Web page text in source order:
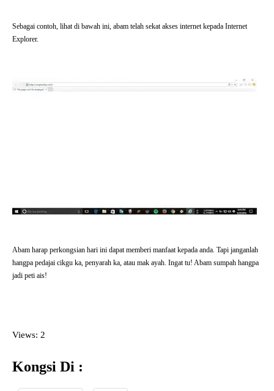
Sebagai contoh, lihat di bawah ini, abam telah sekat akses internet kepada Internet
Explorer.
Abam harap perkongsian hari ini dapat memberi manfaat kepada anda. Tapi janganlah
hangpa pedajai cikgu ka, penyarah ka, atau mak ayah. Ingat tu! Abam sumpah hangpa
jadi peti ais!
Views: 2
Kongsi Di :